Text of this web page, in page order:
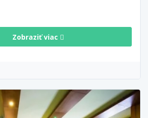
Zobraziť viac